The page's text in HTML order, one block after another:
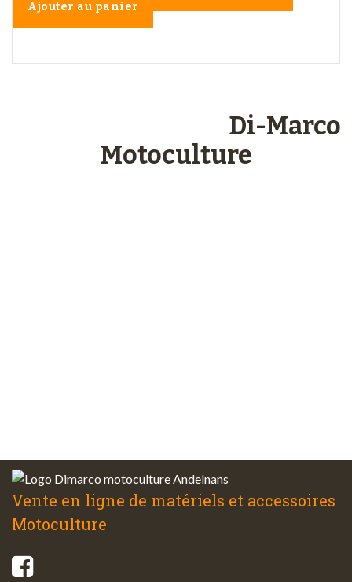
Ajouter au panier
Di-Marco
Motoculture
Vente en ligne de matériels et accessoires
Motoculture